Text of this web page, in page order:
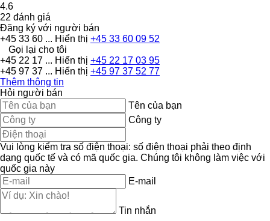
4.6
22 đánh giá
Đăng ký với người bán
+45 33 60 ... Hiển thị +45 33 60 09 52
Gọi lại cho tôi
+45 22 17 ... Hiển thị +45 22 17 03 95
+45 97 37 ... Hiển thị +45 97 37 52 77
Thêm thông tin
Hỏi người bán
Tên của bạn
Công ty
Vui lòng kiểm tra số điện thoại: số điện thoại phải theo định
dạng quốc tế và có mã quốc gia. Chúng tôi không làm việc với
quốc gia này
E-mail
Tin nhắn